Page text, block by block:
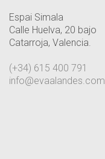
Espai Simala
Calle Huelva, 20 bajo
Catarroja, Valencia.
(+34) 615 400 791
info@evaalandes.com